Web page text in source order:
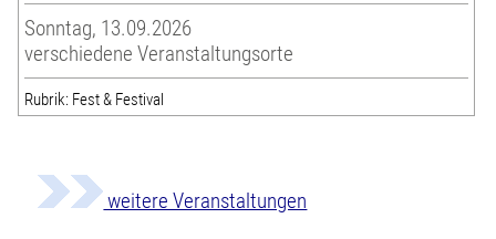
Sonntag, 13.09.2026
verschiedene Veranstaltungsorte
Rubrik: Fest & Festival
weitere Veranstaltungen